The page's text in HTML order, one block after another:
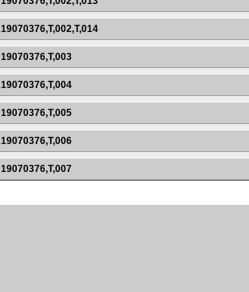
19070376,T,002,T,014
19070376,T,003
19070376,T,004
19070376,T,005
19070376,T,006
19070376,T,007